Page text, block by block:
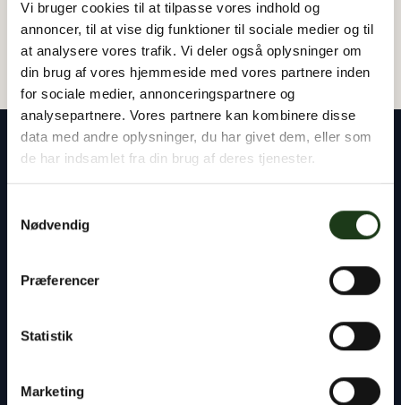
Vi bruger cookies til at tilpasse vores indhold og
annoncer, til at vise dig funktioner til sociale medier og til
at analysere vores trafik. Vi deler også oplysninger om
din brug af vores hjemmeside med vores partnere inden
for sociale medier, annonceringspartnere og
analysepartnere. Vores partnere kan kombinere disse
data med andre oplysninger, du har givet dem, eller som
de har indsamlet fra din brug af deres tjenester.
Nødvendig
Præferencer
Statistik
Marketing
Vores rådgivere står klar til at hjælpe dig med
planlægning af en begravelse eller bisættelse,
håndtering af bobehandlingen ved skifteretten.
Du er altid velkommen til at tage kontakt til os,